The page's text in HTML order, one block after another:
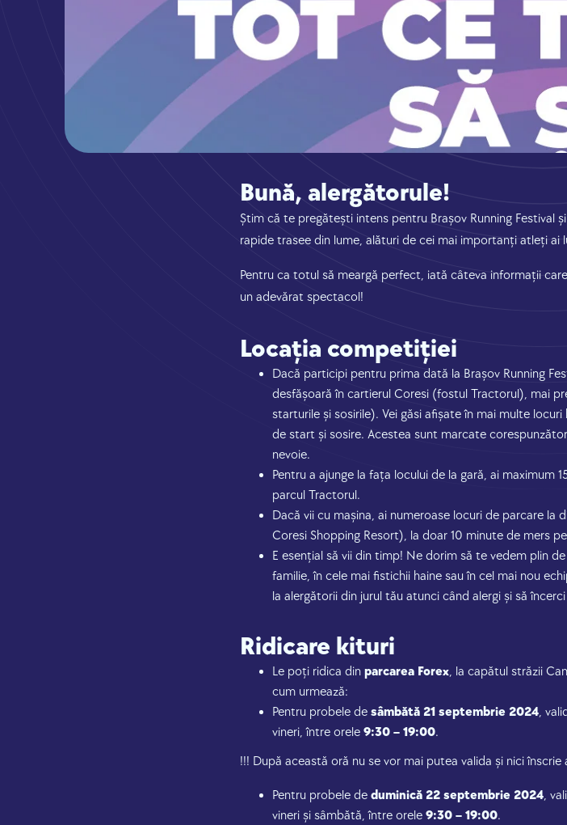
Bună, alergătorule!
Știm că te pregătești intens pentru Brașov Running Festival
rapide trasee din lume, alături de cei mai importanți atleți ai
Pentru ca totul să meargă perfect, iată câteva informații
un adevărat spectacol!
Locația competiției
Dacă participi pentru prima dată la Brașov Running
desfășoară în cartierul Coresi (fostul Tractorul), mai
starturile și sosirile). Vei găsi afișate în mai multe
de start și sosire. Acestea sunt marcate
nevoie.
Pentru a ajunge la fața locului de la gară, ai maximum
parcul Tractorul.
Dacă vii cu mașina, ai numeroase locuri de parcare
Coresi Shopping Resort), la doar 10 minute de mers
E esențial să vii din timp! Ne dorim să te vedem plin
familie, în cele mai fistichii haine sau în cel mai nou
la alergătorii din jurul tău atunci când alergi și să
Ridicare kituri
Le poți ridica din parcarea Forex, la capătul străzii
cum urmează:
Pentru probele de sâmbătă 21 septembrie 2024,
vineri, între orele 9:30 – 19:00.
!!! După această oră nu se vor mai putea valida și nici înscrie
Pentru probele de duminică 22 septembrie 2024,
vineri și sâmbătă, între orele 9:30 – 19:00.